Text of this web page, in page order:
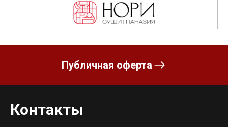
Публичная оферта
Контакты